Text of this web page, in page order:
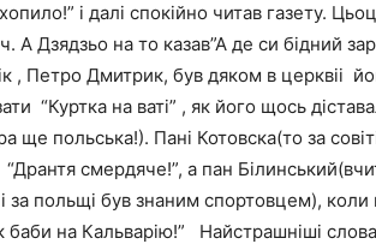
і далі спокійно читав газету.
А Дзядзьо на то казав”А де си бідний
, Петро Дмитрик, був дяком в церквіі
“Куртка на ваті” , як його щось
ще польська!). Пані Котовска(то за
смердяче!”, а пан
польщі був знаним спортовцем), коли
баби на Кальварію!” Найстрашніші